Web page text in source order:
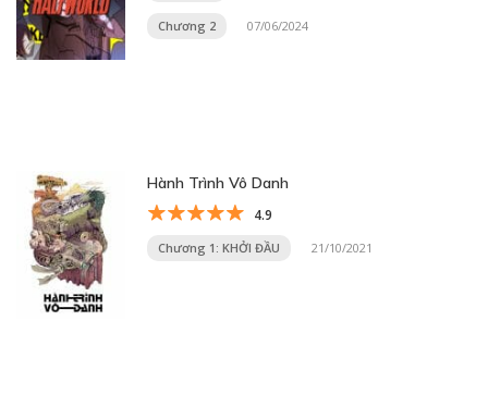
Chương 2 07/06/2024
Hành Trình Vô Danh
4.9
Chương 1: KHỞI ĐẦU 21/10/2021